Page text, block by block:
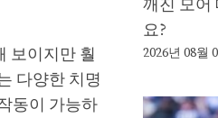
보이지만 훨
다양한 치명
동이 가능하
깨진 모어
요?
2026년 08월